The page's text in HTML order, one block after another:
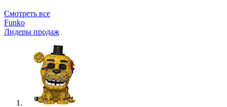
Смотреть все
Funko
Лидеры продаж